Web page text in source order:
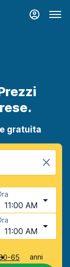
gratuita
11:00 AM
11:00 AM
65 anni